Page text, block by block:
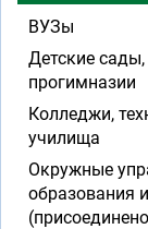
ВУЗы
Детские
прогимназии
Колледжи,
училища
Окружные
образования